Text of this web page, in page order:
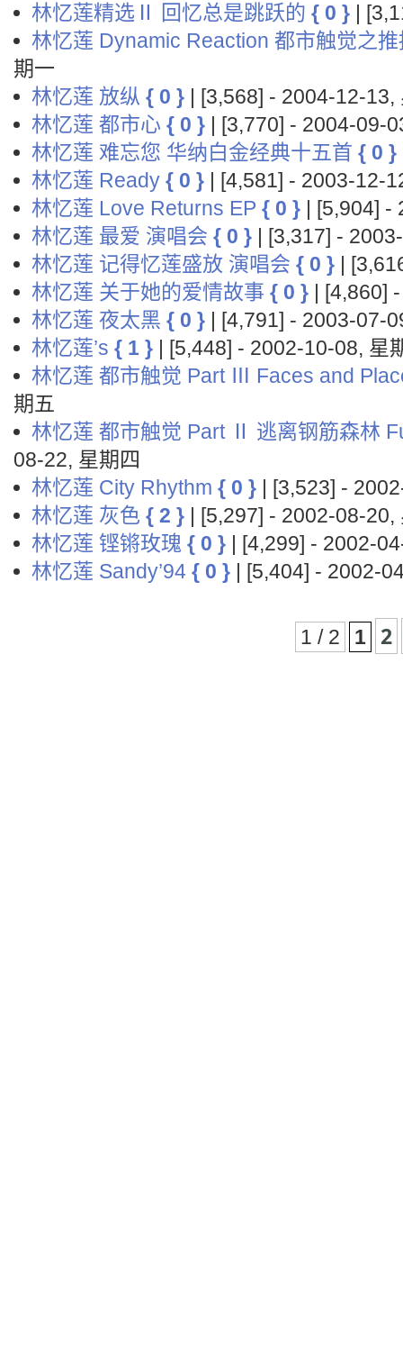
林忆莲精选Ⅱ 回忆总是跳跃的 { 0 } |
林忆莲 Dynamic Reaction 都市触觉之推
期一
林忆莲 放纵 { 0 } | [3,568] - 2004-12-13,
林忆莲 都市心 { 0 } | [3,770] - 2004-09-
林忆莲 难忘您 华纳白金经典十五首 { 0 }
林忆莲 Ready { 0 } | [4,581] - 2003-12-
林忆莲 Love Returns EP { 0 } | [5,904] -
林忆莲 最爱 演唱会 { 0 } | [3,317] -
林忆莲 记得忆莲盛放 演唱会 { 0 } |
林忆莲 关于她的爱情故事 { 0 } | [4,860]
林忆莲 夜太黑 { 0 } | [4,791] - 2003-07-
林忆莲’s { 1 } | [5,448] - 2002-10-08, 星
林忆莲 都市触觉 Part Ⅲ Faces and
期五
林忆莲 都市触觉 Part Ⅱ 逃离钢筋森林
08-22, 星期四
林忆莲 City Rhythm { 0 } | [3,523] -
林忆莲 灰色 { 2 } | [5,297] - 2002-08-20,
林忆莲 铿锵玫瑰 { 0 } | [4,299] - 2002-
林忆莲 Sandy’94 { 0 } | [5,404] - 2002-
1 / 2 1 2